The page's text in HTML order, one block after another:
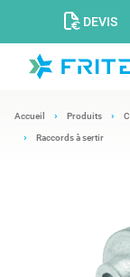
DEVIS
Accueil Produits
Raccords à sertir